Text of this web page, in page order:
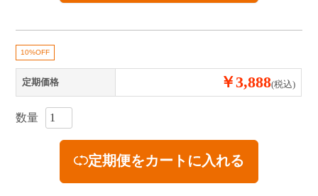
よくあるご質問
ベストコスメ受賞アイテム
ショッピングガイド
言語（LANGUAGE）
10%OFF
定期価格 ￥3,888(税込)
数量
定期便をカートに入れる